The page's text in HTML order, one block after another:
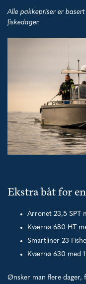
Alle pakkepriser er
fiskedager.
Ekstra båt for
Arronet 23,5 SPT
Kværnø 680 HT
Smartliner 23
Kværnø 630 med
Ønsker man flere dager,